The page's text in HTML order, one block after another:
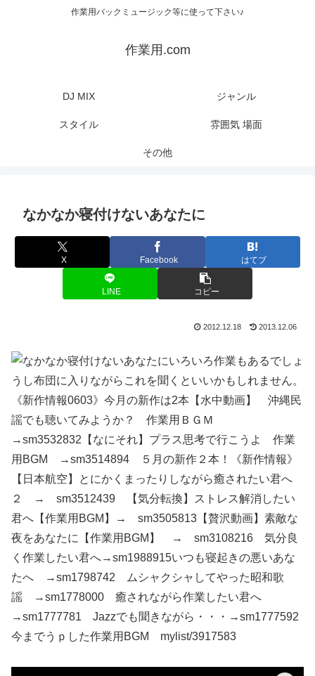
作業用バックミュージック等に使って下さい♪
作業用.com
DJ MIX ジャンル
スタイル 雰囲気 場面
その他
なかなか寝付けないあなたに
X Facebook はてブ
LINE コピー
2012.12.18 2013.12.06
いろいろ作業もあるでしょ
うし布団に入りながらこれを聞くといいかもしれません。
《新作情報0603》今月の新作は2本【水中動画】 沖縄民
謡でも聴いてみようか？ 作業用ＢＧＭ
→sm3532832【なにそれ】プラス思考で行こうよ 作業
用BGM →sm3514894 ５月の新作２本！《新作情報》
【日本航空】とにかくまったりしながら癒されたい君へ
２ → sm3512439 【気分転換】ストレス解消したい
君へ【作業用BGM】→ sm3505813【贅沢動画】素敵な
夜をあなたに【作業用BGM】 → sm3108216 気分良
く作業したい君へ→sm1988915いつも寝起きの悪いあな
たへ →sm1798742 ムシャクシャしてやった昭和歌
謡 →sm1778000 癒されながら作業したい君へ
→sm1777781 Jazzでも聞きながら・・・→sm1777592
今までうｐした作業用BGM mylist/3917583